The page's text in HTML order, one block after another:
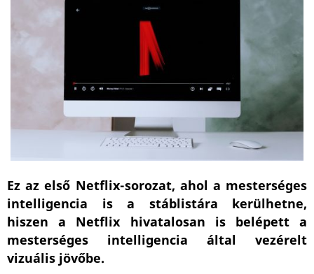
Ez az első Netflix-sorozat, ahol a mesterséges
intelligencia is a stáblistára kerülhetne,
hiszen a Netflix hivatalosan is belépett a
mesterséges intelligencia által vezérelt
vizuális jövőbe.